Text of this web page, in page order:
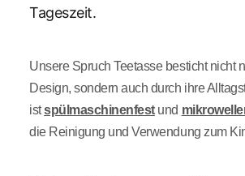
Tageszeit.
Unsere Spruch Teetasse besticht nicht
Design, sondern auch durch ihre
istspülmaschinenfestund
die Reinigung und Verwendung zum